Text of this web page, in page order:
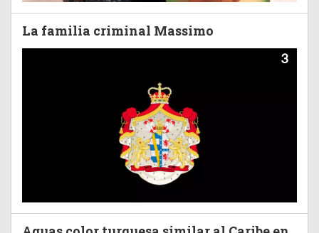
La familia criminal Massimo
3